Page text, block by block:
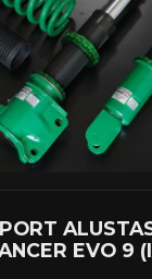
EVO 9